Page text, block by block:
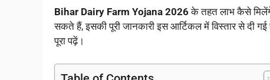
Bihar Dairy Farm Yojana 2026के तहत लाभ कैसे
सकते हैं, इसकी पूरी जानकारी इस आर्टिकल में विस्तार से दी
पूरा पढ़ें।